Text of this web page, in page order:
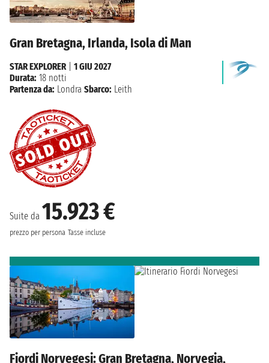
Gran Bretagna, Irlanda, Isola di Man
Suite da 15.923 €
prezzo per persona Tasse incluse
STAR EXPLORER
1 GIU 2027
Durata: 18 notti
Partenza da: Londra Sbarco: Leith
Fiordi Norvegesi: Gran Bretagna, Norvegia,